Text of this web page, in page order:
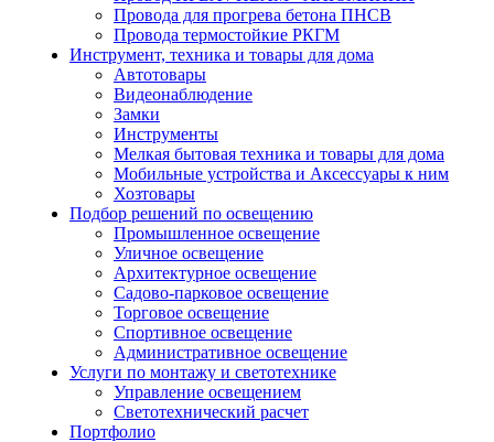
Провода для прогрева бетона ПНСВ
Провода термостойкие РКГМ
Инструмент, техника и товары для дома
Автотовары
Видеонаблюдение
Замки
Инструменты
Мелкая бытовая техника и товары для дома
Мобильные устройства и Аксессуары к ним
Хозтовары
Подбор решений по освещению
Промышленное освещение
Уличное освещение
Архитектурное освещение
Садово-парковое освещение
Торговое освещение
Спортивное освещение
Административное освещение
Услуги по монтажу и светотехнике
Управление освещением
Светотехнический расчет
Портфолио